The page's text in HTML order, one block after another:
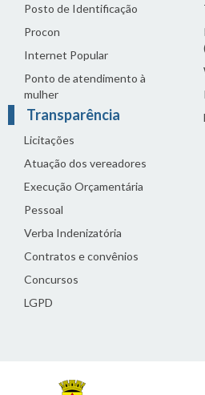
Posto de Identificação
Procon
Internet Popular
Ponto de atendimento à
mulher
Transparência
Licitações
Atuação dos vereadores
Execução Orçamentária
Pessoal
Verba Indenizatória
Contratos e convênios
Concursos
LGPD